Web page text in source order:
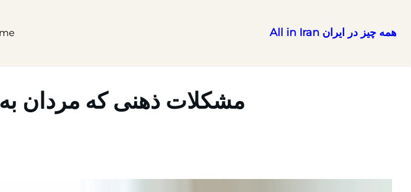
همه چیز در ایران All in Iran
مشکلات ذهنی که مردان